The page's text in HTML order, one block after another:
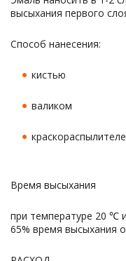
высыхания первого
Способ нанесения:
кистью
валиком
Время высыхания
при температуре 20 ℃
65% время высыхания